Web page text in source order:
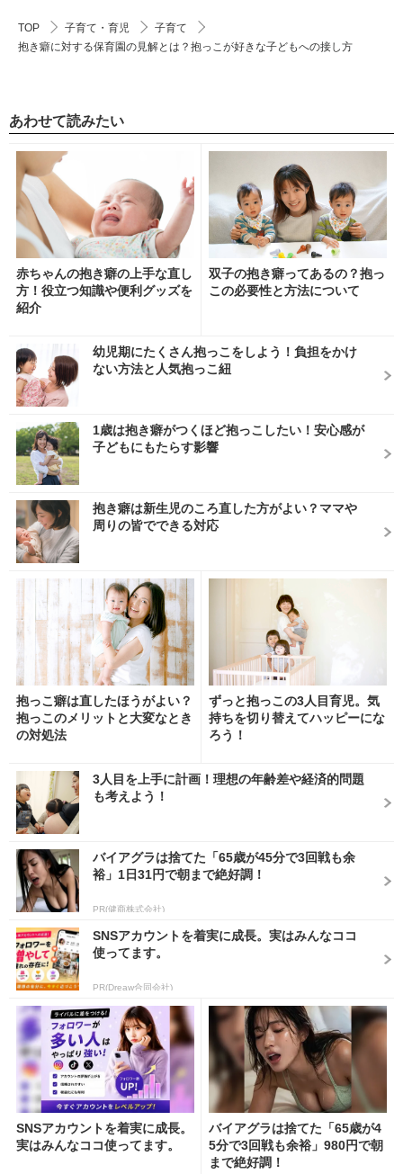
TOP 子育て・育児
子育て
抱き癖に対する保育園の見解とは？抱っこが好きな子どもへの接し方
あわせて読みたい
赤ちゃんの抱き癖の上手な直し
方！役立つ知識や便利グッズを
紹介
双子の抱き癖ってあるの？抱っ
この必要性と方法について
幼児期にたくさん抱っこをしよう！負担をかけ
ない方法と人気抱っこ紐
1歳は抱き癖がつくほど抱っこしたい！安心感が
子どもにもたらす影響
抱き癖は新生児のころ直した方がよい？ママや
周りの皆でできる対応
抱っこ癖は直したほうがよい？
抱っこのメリットと大変なとき
の対処法
ずっと抱っこの3人目育児。気
持ちを切り替えてハッピーにな
ろう！
3人目を上手に計画！理想の年齢差や経済的問題
も考えよう！
バイアグラは捨てた「65歳が45分で3回戦も余
裕」1日31円で朝まで絶好調！
PR(健商株式会社)
SNSアカウントを着実に成長。実はみんなココ
使ってます。
PR(Dreaw合同会社)
SNSアカウントを着実に成長。
実はみんなココ使ってます。
バイアグラは捨てた「65歳が4
5分で3回戦も余裕」980円で朝
まで絶好調！